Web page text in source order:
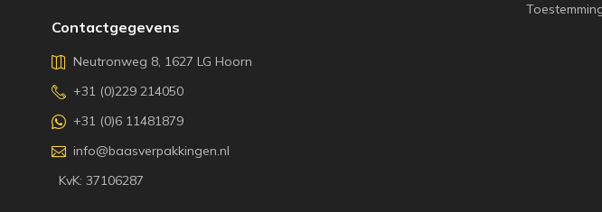
Contactgegevens
Neutronweg 8, 1627 LG Hoorn
+31 (0)229 214050
+31 (0)6 11481879
info@baasverpakkingen.nl
KvK: 37106287